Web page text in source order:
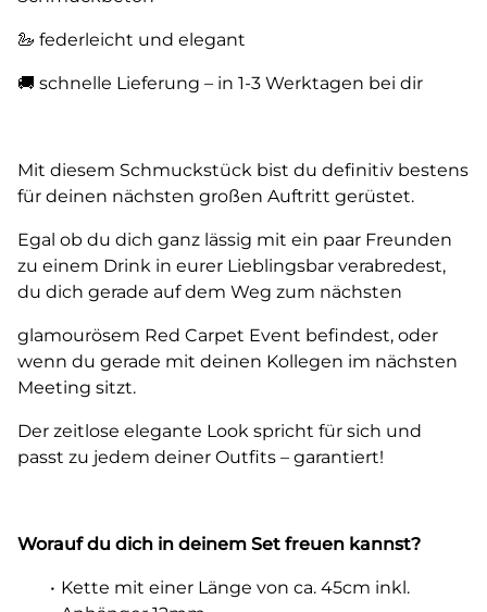
🦢 federleicht und elegant
🚚 schnelle Lieferung – in 1-3 Werktagen bei dir
Mit diesem Schmuckstück bist du definitiv bestens
für deinen nächsten großen Auftritt gerüstet.
Egal ob du dich ganz lässig mit ein paar Freunden
zu einem Drink in eurer Lieblingsbar verabredest,
du dich gerade auf dem Weg zum nächsten
glamourösem Red Carpet Event befindest, oder
wenn du gerade mit deinen Kollegen im nächsten
Meeting sitzt.
Der zeitlose elegante Look spricht für sich und
passt zu jedem deiner Outfits – garantiert!
Worauf du dich in deinem Set freuen kannst?
Kette mit einer Länge von ca. 45cm inkl.